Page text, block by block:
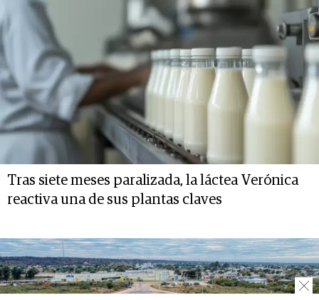
Tras siete meses paralizada, la láctea Verónica
reactiva una de sus plantas claves